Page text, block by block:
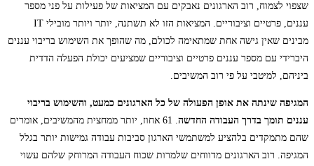
שצפוי לצמוח, רוב הארגונים נאבקים עם המציאות של פעילות על פני מספר
עננים, פרטיים וציבוריים. המציאות הזו לא תשתנה, יותר ויותר מובילי IT
מבינים שאין גישה אחת שמתאימה לכולם, מה שהופך את השימוש בריבוי עננים
היברידי עם מספר עננים פרטיים וציבוריים שמציעים יכולת הפעלה הדדית
ביניהם, למיטבי על פי רוב המשיבים.
המגיפה שינתה את אופן הפעולה של כל הארגונים כמעט, והשימוש בריבוי
עננים תומך בדרך העבודה החדשה
. 61 אחוז, יותר ממחצית מהמשיבים, אומרים
שהם מתמקדים בלהציע למשתמשי הארגון סביבות עבודה גמישות יותר בגלל
המגיפה. רוב הארגונים מדווחים שלמרות שכוח העבודה המרוחק שלהם עשוי